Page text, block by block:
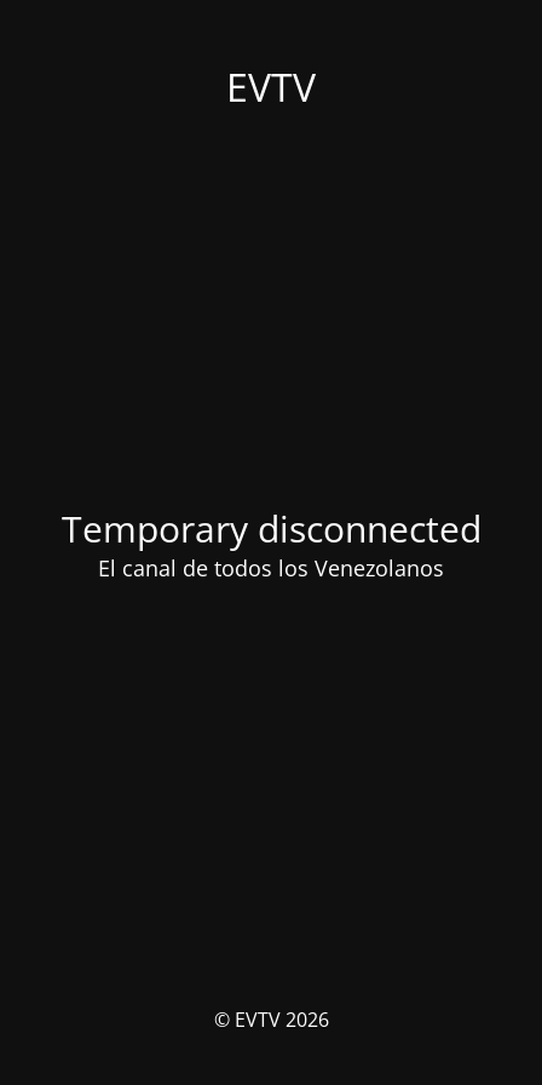
EVTV
Temporary disconnected
El canal de todos los Venezolanos
© EVTV 2026